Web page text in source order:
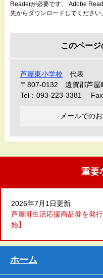
Readerが必要です。
Adobe
先からダウンロードしてください
このペー
芦屋東小学校
代表
〒807-0132
遠賀郡芦屋
Tel：093-223-3381
メールでの
重要
2026年7月1日更新
芦屋町生活応援商品券を発
始】
ホーム